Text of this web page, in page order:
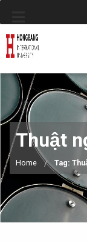
Thuật
Home Tag: